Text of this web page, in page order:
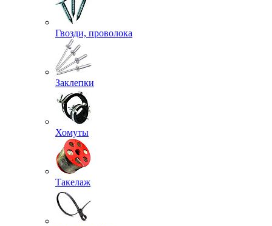
Гвозди, проволока
Заклепки
Хомуты
Такелаж